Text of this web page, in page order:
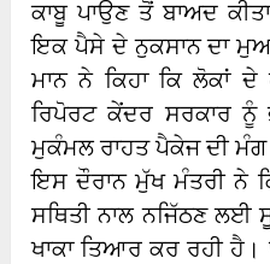
ਕਾਬੂ ਪਾਉਣ ਤੋਂ ਬਾਅਦ
ਇਕ ਪੈਸੇ ਦੇ ਨੁਕਸਾਨ ਦਾ
ਮਾਨ ਨੇ ਕਿਹਾ ਕਿ ਲੋਕਾਂ ਦੇ
ਰਿਪੋਰਟ ਕੇਂਦਰ ਸਰਕਾਰ
ਮੁਕੰਮਲ ਰਾਹਤ ਪੈਕੇਜ ਦੀ ਮੰਗ
ਇਸ ਦੌਰਾਨ ਮੁੱਖ ਮੰਤਰੀ ਨੇ
ਸਥਿਤੀ ਨਾਲ ਨਜਿੱਠਣ ਲਈ
ਖਾਕਾ ਤਿਆਰ ਕਰ ਰਹੀ ਹੈ।